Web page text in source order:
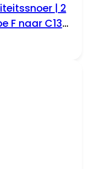
| 2
F naar C13 |